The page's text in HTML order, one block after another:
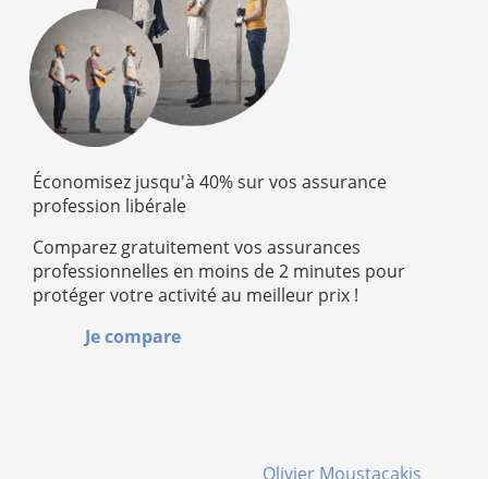
Économisez jusqu'à 40% sur vos assurance
profession libérale
Comparez gratuitement vos assurances
professionnelles en moins de 2 minutes pour
protéger votre activité au meilleur prix !
Je compare
Olivier Moustacakis